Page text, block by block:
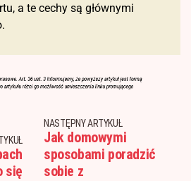
a te cechy są głównymi
się
NASTĘPNY ARTYKUŁ
Jak domowymi
sposobami poradzić
sobie z